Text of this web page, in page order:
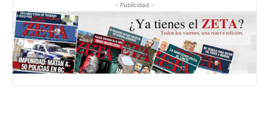
- Publicidad -